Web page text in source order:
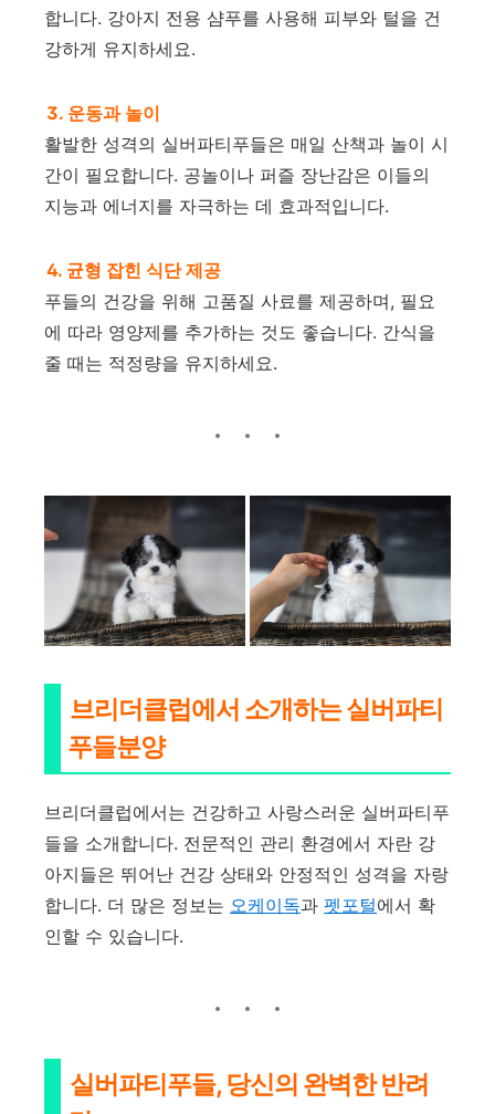
합니다. 강아지 전용 샴푸를 사용해 피부와 털을 건
강하게 유지하세요.
3. 운동과 놀이
활발한 성격의 실버파티푸들은 매일 산책과 놀이 시
간이 필요합니다. 공놀이나 퍼즐 장난감은 이들의
지능과 에너지를 자극하는 데 효과적입니다.
4. 균형 잡힌 식단 제공
푸들의 건강을 위해 고품질 사료를 제공하며, 필요
에 따라 영양제를 추가하는 것도 좋습니다. 간식을
줄 때는 적정량을 유지하세요.
브리더클럽에서 소개하는 실버파티
푸들분양
브리더클럽에서는 건강하고 사랑스러운 실버파티푸
들을 소개합니다. 전문적인 관리 환경에서 자란 강
아지들은 뛰어난 건강 상태와 안정적인 성격을 자랑
합니다. 더 많은 정보는 오케이독과 펫포털에서 확
인할 수 있습니다.
실버파티푸들, 당신의 완벽한 반려